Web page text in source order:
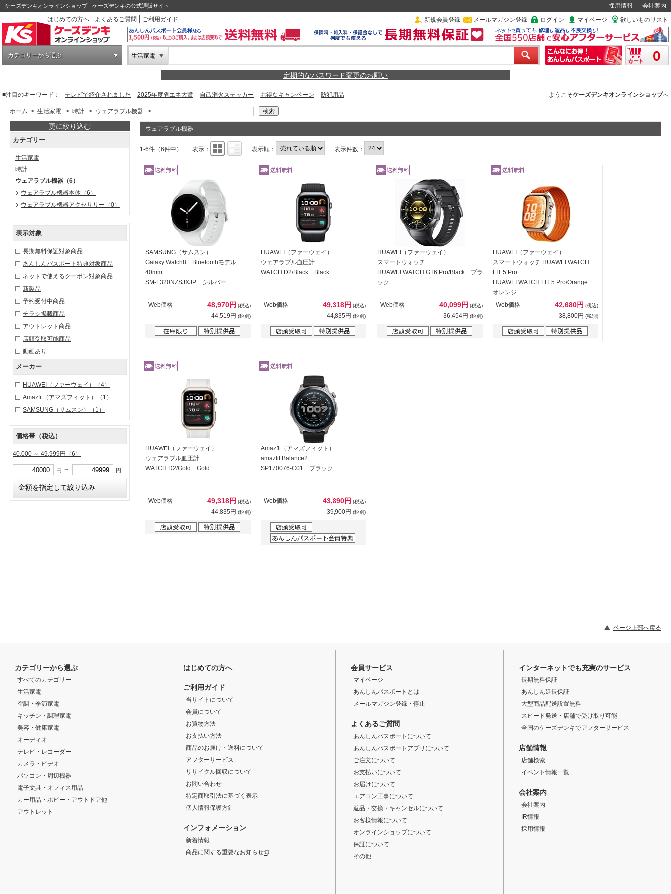
ケーズデンキオンラインショップ - ケーズデンキの公式通販サイト 採用情報
会社案内
はじめての方へ
よくあるご質問 ご利用ガイド 新規会員登録 メールマガジン登録 ログイン マイページ 欲しいものリスト
カテゴリーから選ぶ 生活家電 0
定期的なパスワード変更のお願い
■注目のキーワード： テレビで紹介されました 2025年度省エネ大賞 自己消火ステッカー お得なキャンペーン 防犯用品 ようこそケーズデンキオンラインショップへ
ホーム > 生活家電 > 時計 > ウェアラブル機器 >
更に絞り込む
カテゴリー
生活家電
時計
ウェアラブル機器 （6）
ウェアラブル機器本体 （6）
ウェアラブル機器アクセサリー （0）
表示対象
長期無料保証対象商品
あんしんパスポート特典対象商品
ネットで使えるクーポン対象商品
新製品
予約受付中商品
チラシ掲載商品
アウトレット商品
店頭受取可能商品
動画あり
メーカー
HUAWEI（ファーウェイ）
（4）
Amazfit（アマズフィット）
（1）
SAMSUNG（サムスン）
（1）
価格帯（税込）
40,000 ～ 49,999円 （6）
円 ～ 円
ウェアラブル機器
1-6件（6件中） 表示： 表示順： 表示件数：
SAMSUNG（サムスン）
Galaxy Watch8 Bluetoothモデル
40mm
SM-L320NZSJXJP シルバー
Web価格 48,970円 (税込)
44,519円 (税別)
HUAWEI（ファーウェイ）
ウェアラブル血圧計
WATCH D2/Black Black
Web価格 49,318円 (税込)
44,835円 (税別)
HUAWEI（ファーウェイ）
スマートウォッチ
HUAWEI WATCH GT6 Pro/Black ブラ
ック
Web価格 40,099円 (税込)
36,454円 (税別)
HUAWEI（ファーウェイ）
スマートウォッチ HUAWEI WATCH
FIT 5 Pro
HUAWEI WATCH FIT 5 Pro/Orange
オレンジ
Web価格
42,680円 (税込)
38,800円 (税別)
HUAWEI（ファーウェイ）
ウェアラブル血圧計
WATCH D2/Gold Gold
Web価格 49,318円 (税込)
44,835円 (税別)
Amazfit（アマズフィット）
amazfit Balance2
SP170076-C01 ブラック
Web価格 43,890円 (税込)
39,900円 (税別)
ページ上部へ戻る
カテゴリーから選ぶ
すべてのカテゴリー
生活家電
空調・季節家電
キッチン・調理家電
美容・健康家電
オーディオ
テレビ・レコーダー
カメラ・ビデオ
パソコン・周辺機器
電子文具・オフィス用品
カー用品・ホビー・アウトドア他
アウトレット
はじめての方へ
ご利用ガイド
当サイトについて
会員について
お買物方法
お支払い方法
商品のお届け・送料について
アフターサービス
リサイクル回収について
お問い合わせ
特定商取引法に基づく表示
個人情報保護方針
インフォメーション
新着情報
商品に関する重要なお知らせ
会員サービス
マイページ
あんしんパスポートとは
メールマガジン登録・停止
よくあるご質問
あんしんパスポートについて
あんしんパスポートアプリについて
ご注文について
お支払いについて
お届けについて
エアコン工事について
返品・交換・キャンセルについて
お客様情報について
オンラインショップについて
保証について
その他
インターネットでも充実のサービス
長期無料保証
あんしん延長保証
大型商品配送設置無料
スピード発送・店舗で受け取り可能
全国のケーズデンキでアフターサービス
店舗情報
店舗検索
イベント情報一覧
会社案内
会社案内
IR情報
採用情報